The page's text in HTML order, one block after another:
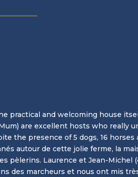
practical and welcoming house
are excellent hosts who really
the presence of 5 dogs, 16 horses
autour de cette jolie ferme, la
pèlerins. Laurence et Jean-Michel
des marcheurs et nous ont mis